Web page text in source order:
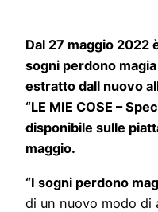
Dal 27 maggio 2022
sogni perdono
estratto dall nuovo
“LE MIE COSE –
disponibile sulle
maggio.
“I sogni perdono
di un nuovo modo di